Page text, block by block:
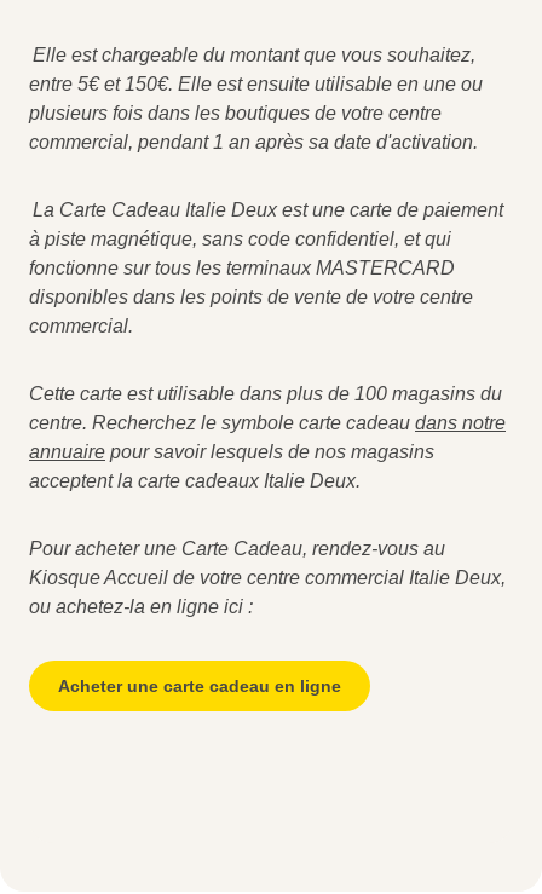
Elle est chargeable du montant que vous souhaitez,
entre 5€ et 150€. Elle est ensuite utilisable en une ou
plusieurs fois dans les boutiques de votre centre
commercial, pendant 1 an après sa date d'activation.
La Carte Cadeau Italie Deux est une carte de paiement
à piste magnétique, sans code confidentiel, et qui
fonctionne sur tous les terminaux MASTERCARD
disponibles dans les points de vente de votre centre
commercial.
Cette carte est utilisable dans plus de 100 magasins du
centre. Recherchez le symbole carte cadeau dans notre
annuaire pour savoir lesquels de nos magasins
acceptent la carte cadeaux Italie Deux.
Pour acheter une Carte Cadeau, rendez-vous au
Kiosque Accueil de votre centre commercial Italie Deux,
ou achetez-la en ligne ici :
Acheter une carte cadeau en ligne